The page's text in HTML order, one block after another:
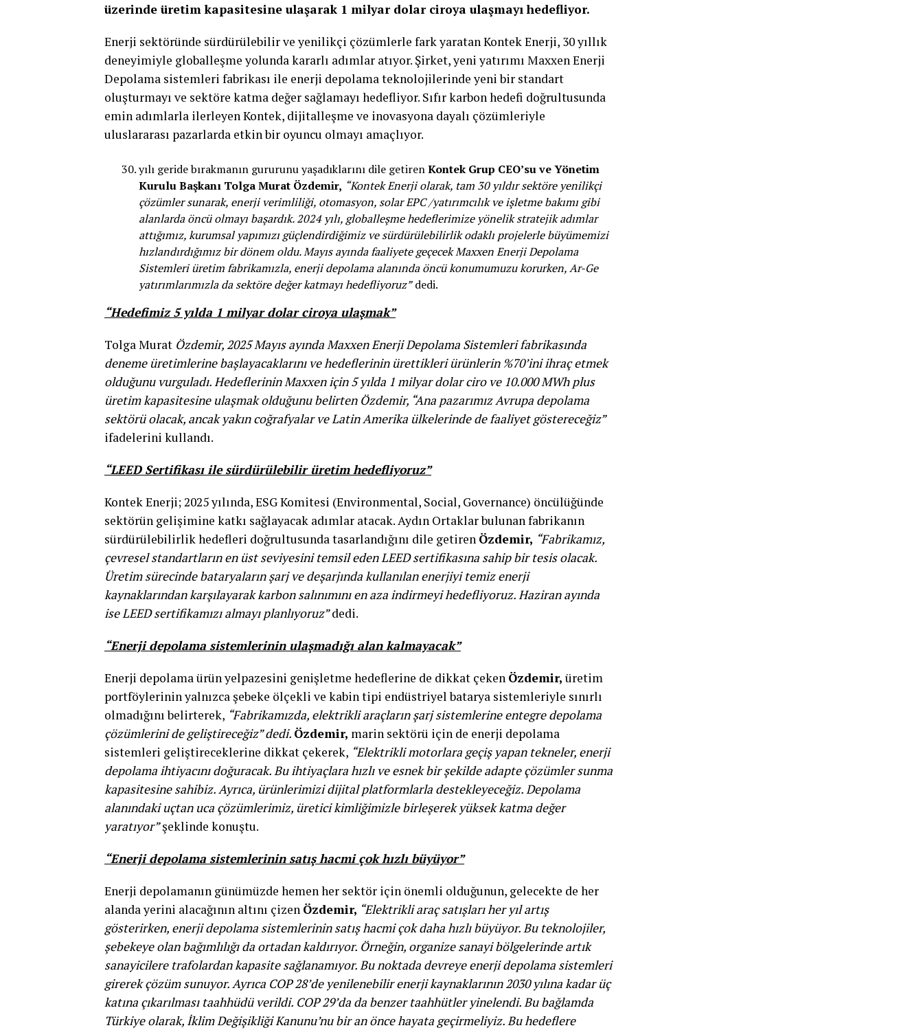
üzerinde üretim kapasitesine ulaşarak 1 milyar dolar ciroya ulaşmayı hedefliyor.
Enerji sektöründe sürdürülebilir ve yenilikçi çözümlerle fark yaratan Kontek Enerji, 30 yıllık
deneyimiyle globalleşme yolunda kararlı adımlar atıyor. Şirket, yeni yatırımı Maxxen Enerji
Depolama sistemleri fabrikası ile enerji depolama teknolojilerinde yeni bir standart
oluşturmayı ve sektöre katma değer sağlamayı hedefliyor. Sıfır karbon hedefi doğrultusunda
emin adımlarla ilerleyen Kontek, dijitalleşme ve inovasyona dayalı çözümleriyle
uluslararası pazarlarda etkin bir oyuncu olmayı amaçlıyor.
yılı geride bırakmanın gururunu yaşadıklarını dile getirenKontek Grup CEO’su ve Yönetim
Kurulu Başkanı Tolga Murat Özdemir, “Kontek Enerji olarak, tam 30 yıldır sektöre yenilikçi
çözümler sunarak, enerji verimliliği, otomasyon, solar EPC /yatırımcılık ve işletme bakımı gibi
alanlarda öncü olmayı başardık. 2024 yılı, globalleşme hedeflerimize yönelik stratejik adımlar
attığımız, kurumsal yapımızı güçlendirdiğimiz ve sürdürülebilirlik odaklı projelerle büyümemizi
hızlandırdığımız bir dönem oldu. Mayıs ayında faaliyete geçecek Maxxen Enerji Depolama
Sistemleri üretim fabrikamızla, enerji depolama alanında öncü konumumuzu korurken, Ar-Ge
yatırımlarımızla da sektöre değer katmayı hedefliyoruz”dedi.
“Hedefimiz 5 yılda 1 milyar dolar ciroya ulaşmak”
Tolga Murat Özdemir, 2025 Mayıs ayında Maxxen Enerji Depolama Sistemleri fabrikasında
deneme üretimlerine başlayacaklarını ve hedeflerinin ürettikleri ürünlerin %70’ini ihraç etmek
olduğunu vurguladı. Hedeflerinin Maxxen için 5 yılda 1 milyar dolar ciro ve 10.000 MWh plus
üretim kapasitesine ulaşmak olduğunu belirten Özdemir, “Ana pazarımız Avrupa depolama
sektörü olacak, ancak yakın coğrafyalar ve Latin Amerika ülkelerinde de faaliyet göstereceğiz”
ifadelerini kullandı.
“LEED Sertifikası ile sürdürülebilir üretim hedefliyoruz”
Kontek Enerji; 2025 yılında, ESG Komitesi (Environmental, Social, Governance) öncülüğünde
sektörün gelişimine katkı sağlayacak adımlar atacak. Aydın Ortaklar bulunan fabrikanın
sürdürülebilirlik hedefleri doğrultusunda tasarlandığını dile getiren Özdemir, “Fabrikamız,
çevresel standartların en üst seviyesini temsil eden LEED sertifikasına sahip bir tesis olacak.
Üretim sürecinde bataryaların şarj ve deşarjında kullanılan enerjiyi temiz enerji
kaynaklarından karşılayarak karbon salınımını en aza indirmeyi hedefliyoruz. Haziran ayında
ise LEED sertifikamızı almayı planlıyoruz”dedi.
“Enerji depolama sistemlerinin ulaşmadığı alan kalmayacak”
Enerji depolama ürün yelpazesini genişletme hedeflerine de dikkat çeken Özdemir, üretim
portföylerinin yalnızca şebeke ölçekli ve kabin tipi endüstriyel batarya sistemleriyle sınırlı
olmadığını belirterek, “Fabrikamızda, elektrikli araçların şarj sistemlerine entegre depolama
çözümlerini de geliştireceğiz” dedi. Özdemir, marin sektörü için de enerji depolama
sistemleri geliştireceklerine dikkat çekerek, “Elektrikli motorlara geçiş yapan tekneler, enerji
depolama ihtiyacını doğuracak. Bu ihtiyaçlara hızlı ve esnek bir şekilde adapte çözümler sunma
kapasitesine sahibiz. Ayrıca, ürünlerimizi dijital platformlarla destekleyeceğiz. Depolama
alanındaki uçtan uca çözümlerimiz, üretici kimliğimizle birleşerek yüksek katma değer
yaratıyor”şeklinde konuştu.
“Enerji depolama sistemlerinin satış hacmi çok hızlı büyüyor”
Enerji depolamanın günümüzde hemen her sektör için önemli olduğunun, gelecekte de her
alanda yerini alacağının altını çizen Özdemir, “Elektrikli araç satışları her yıl artış
gösterirken, enerji depolama sistemlerinin satış hacmi çok daha hızlı büyüyor. Bu teknolojiler,
şebekeye olan bağımlılığı da ortadan kaldırıyor. Örneğin, organize sanayi bölgelerinde artık
sanayicilere trafolardan kapasite sağlanamıyor. Bu noktada devreye enerji depolama sistemleri
girerek çözüm sunuyor. Ayrıca COP 28’de yenilenebilir enerji kaynaklarının 2030 yılına kadar üç
katına çıkarılması taahhüdü verildi. COP 29’da da benzer taahhütler yinelendi. Bu bağlamda
Türkiye olarak, İklim Değişikliği Kanunu’nu bir an önce hayata geçirmeliyiz. Bu hedeflere